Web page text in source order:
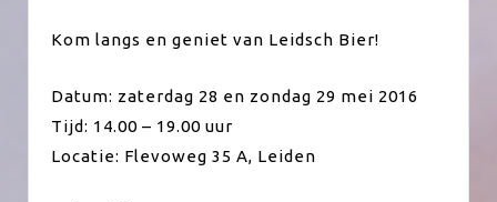
Kom langs en geniet van Leidsch Bier!
Datum: zaterdag 28 en zondag 29 mei 2016
Tijd: 14.00 – 19.00 uur
Locatie: Flevoweg 35 A, Leiden